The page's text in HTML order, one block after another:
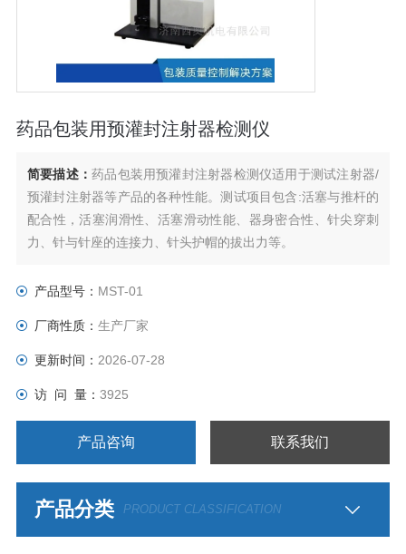
药品包装用预灌封注射器检测仪
简要描述：药品包装用预灌封注射器检测仪适用于测试注射器/
预灌封注射器等产品的各种性能。测试项目包含:活塞与推杆的
配合性，活塞润滑性、活塞滑动性能、器身密合性、针尖穿刺
力、针与针座的连接力、针头护帽的拔出力等。
产品型号： MST-01
厂商性质： 生产厂家
更新时间： 2026-07-28
访 问 量： 3925
产品咨询 联系我们
产品分类 PRODUCT CLASSIFICATION